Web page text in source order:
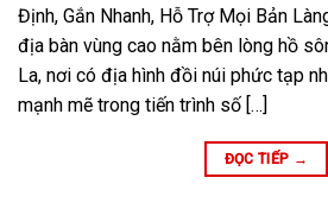
Định, Gắn Nhanh, Hỗ Trợ Mọi Bản
địa bàn vùng cao nằm bên lòng hồ
La, nơi có địa hình đồi núi phức tạp
mạnh mẽ trong tiến trình số […]
ĐỌC TIẾP →